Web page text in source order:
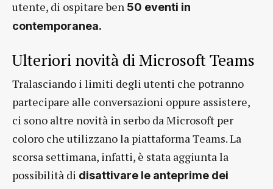
utente, di ospitare ben 50 eventi in
contemporanea.
Ulteriori novità di Microsoft Teams
Tralasciando i limiti degli utenti che potranno
partecipare alle conversazioni oppure assistere,
ci sono altre novità in serbo da Microsoft per
coloro che utilizzano la piattaforma Teams. La
scorsa settimana, infatti, è stata aggiunta la
possibilità di disattivare le anteprime dei